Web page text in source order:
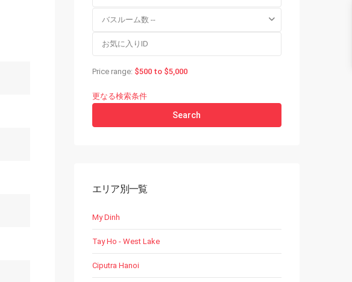
バスルーム数 --
Price range: $500 to $5,000
更なる検索条件
Search
エリア別一覧
My Dinh
Tay Ho - West Lake
Ciputra Hanoi